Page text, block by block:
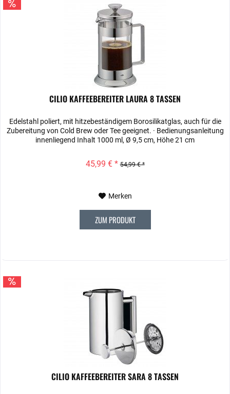
CILIO KAFFEEBEREITER LAURA 8 TASSEN
Edelstahl poliert, mit hitzebeständigem Borosilikatglas, auch für die
Zubereitung von Cold Brew oder Tee geeignet. · Bedienungsanleitung
innenliegend Inhalt 1000 ml, Ø 9,5 cm, Höhe 21 cm
45,99 € * 54,99 € *
Merken
ZUM PRODUKT
CILIO KAFFEEBEREITER SARA 8 TASSEN